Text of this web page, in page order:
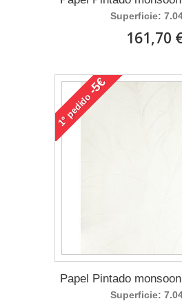
Superficie:
161,70
1°
pedido
-5€
Papel Pintado
Superficie: